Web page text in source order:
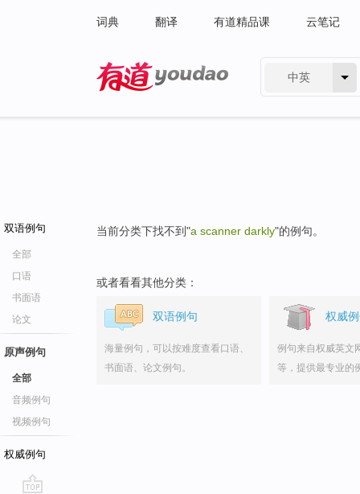
词典 翻译 有道精品课 云笔记
中英
双语例句
全部
口语
书面语
论文
原声例句
全部
音频例句
视频例句
权威例句
当前分类下找不到"a scanner darkly"的例句。
或者看看其他分类：
双语例句
海量例句，可以按难度查看口语、
书面语、论文例句。
权威
例句来自权威英文
等，提供最专业的